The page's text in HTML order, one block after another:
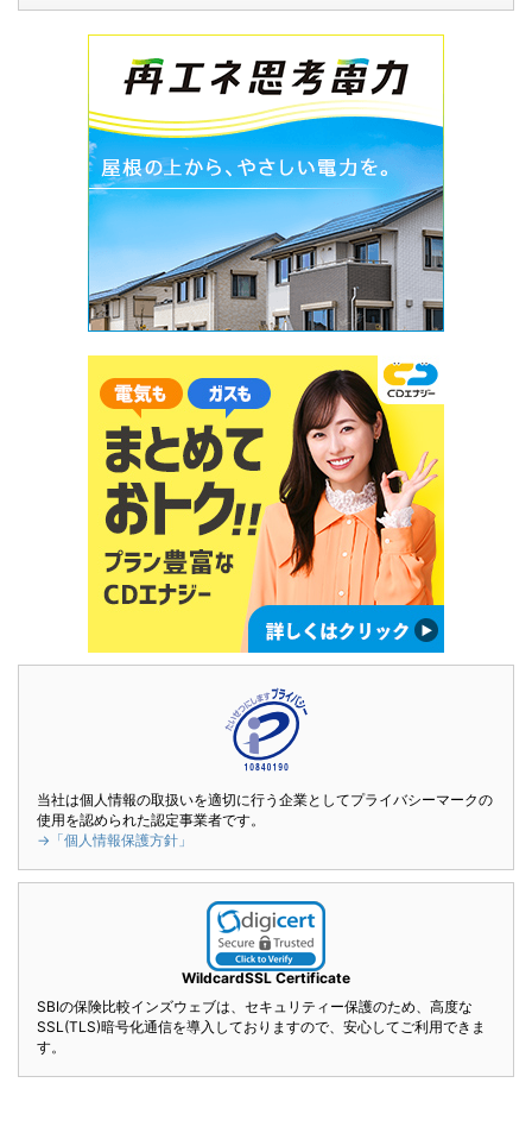
当社は個人情報の取扱いを適切に行う企業としてプライバシーマークの
使用を認められた認定事業者です。
→「個人情報保護方針」
WildcardSSL Certificate
SBIの保険比較インズウェブは、セキュリティー保護のため、高度な
SSL(TLS)暗号化通信を導入しておりますので、安心してご利用できま
す。